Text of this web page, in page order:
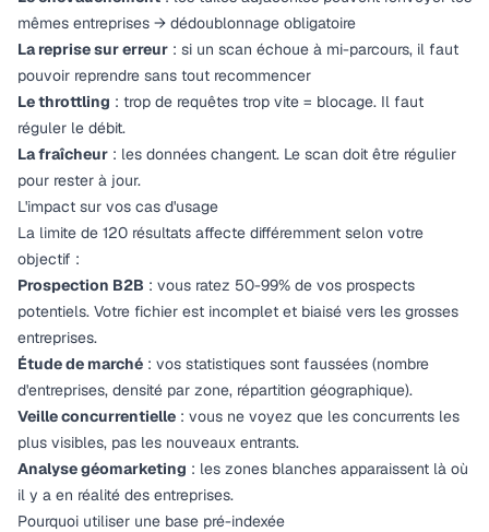
mêmes entreprises → dédoublonnage obligatoire
La reprise sur erreur : si un scan échoue à mi-parcours, il faut
pouvoir reprendre sans tout recommencer
Le throttling : trop de requêtes trop vite = blocage. Il faut
réguler le débit.
La fraîcheur : les données changent. Le scan doit être régulier
pour rester à jour.
L'impact sur vos cas d'usage
La limite de 120 résultats affecte différemment selon votre
objectif :
Prospection B2B : vous ratez 50-99% de vos prospects
potentiels. Votre fichier est incomplet et biaisé vers les grosses
entreprises.
Étude de marché : vos statistiques sont faussées (nombre
d'entreprises, densité par zone, répartition géographique).
Veille concurrentielle : vous ne voyez que les concurrents les
plus visibles, pas les nouveaux entrants.
Analyse géomarketing : les zones blanches apparaissent là où
il y a en réalité des entreprises.
Pourquoi utiliser une base pré-indexée